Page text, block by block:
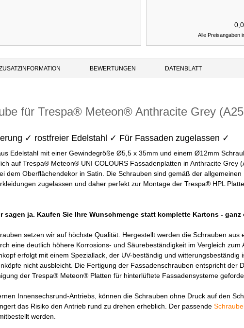
Alle Preisangaben
BEWERTUNGEN DATENBLATT
für Trespa® Meteon® Anthracite Grey
✓ rostfreier Edelstahl ✓ Für Fassaden zugelassen ✓
Edelstahl mit einer Gewindegröße Ø5,5 x 35mm und einem Ø12mm
auf Trespa® Meteon® UNI COLOURS Fassadenplatten in Anthracite Grey
dem Oberflächendekor in Satin. Die Schrauben sind gemäß der
zugelassen und daher perfekt zur Montage der Trespa® HPL
sagen ja. Kaufen Sie Ihre Wunschmenge statt komplette Kartons -
setzen wir auf höchste Qualität. Hergestellt werden die Schrauben aus
eine deutlich höhere Korrosions- und Säurebeständigkeit im Vergleich zum
erfolgt mit einem Speziallack, der UV-beständig und
nicht ausbleicht. Die Fertigung der Fassadenschrauben entspricht der
der Trespa® Meteon® Platten für hinterlüftete Fassadensysteme
Innensechsrund-Antriebs, können die Schrauben ohne Druck auf den
das Risiko den Antrieb rund zu drehen erheblich. Der passende
werden.